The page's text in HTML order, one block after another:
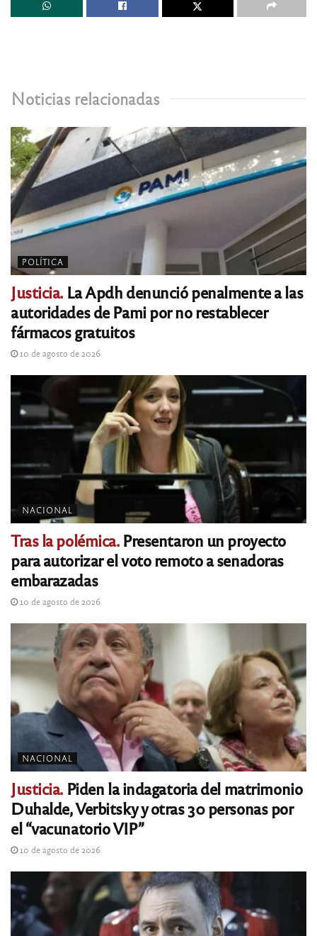
Noticias relacionadas
POLÍTICA
Justicia. La Apdh denunció penalmente a las
autoridades de Pami por no restablecer
fármacos gratuitos
10 de agosto de 2026
NACIONAL
Tras la polémica.Presentaron un proyecto
para autorizar el voto remoto a senadoras
embarazadas
10 de agosto de 2026
NACIONAL
Justicia. Piden la indagatoria del matrimonio
Duhalde, Verbitsky y otras 30 personas por
el “vacunatorio VIP”
10 de agosto de 2026